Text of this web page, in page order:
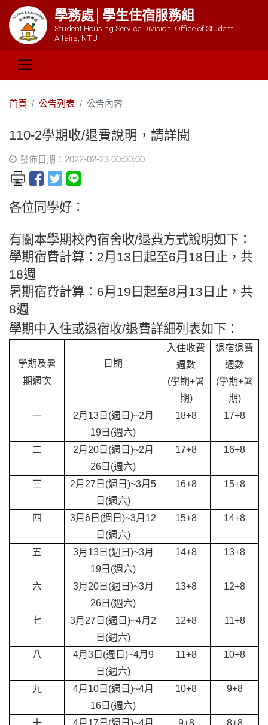
學務處│學生住宿服務組
Student Housing Service Division, Office of Student
Affairs, NTU
首頁 公告列表 公告內容
110-2學期收/退費說明，請詳閱
發佈日期：2022-02-23 00:00:00
各位同學好：
有關本學期校內宿舍收/退費方式說明如下：
學期宿費計算：2月13日起至6月18日止，共
18週
暑期宿費計算：6月19日起至8月13日止，共
8週
學期中入住或退宿收/退費詳細列表如下：
學期及暑
期週次
日期
入住收費
週數
(學期+暑
期)
退宿退費
週數
(學期+暑
期)
一
2月13日(週日)~2月
19日(週六)
18+8 17+8
二 2月20日(週日)~2月
26日(週六)
17+8 16+8
三 2月27日(週日)~3月5
日(週六)
16+8 15+8
四 3月6日(週日)~3月12
日(週六)
15+8 14+8
五 3月13日(週日)~3月
19日(週六)
14+8 13+8
六 3月20日(週日)~3月
26日(週六)
13+8 12+8
七 3月27日(週日)~4月2
日(週六)
12+8 11+8
八 4月3日(週日)~4月9
日(週六)
11+8 10+8
九 4月10日(週日)~4月
16日(週六)
10+8 9+8